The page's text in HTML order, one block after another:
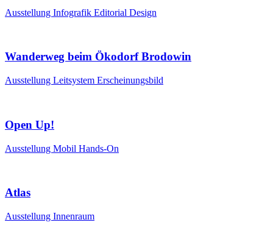
Ausstellung Infografik Editorial Design
Wanderweg beim Ökodorf Brodowin
Ausstellung Leitsystem Erscheinungsbild
Open Up!
Ausstellung Mobil Hands-On
Atlas
Ausstellung Innenraum